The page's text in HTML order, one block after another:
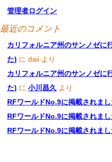
管理者ログイン
最近のコメント
カリフォルニア州のサンノゼに
た) に daii より
カリフォルニア州のサンノゼに
た) に 小川昌久 より
RFワールドNo.9に掲載されまし
RFワールドNo.9に掲載されまし
RFワールドNo.9に掲載されまし